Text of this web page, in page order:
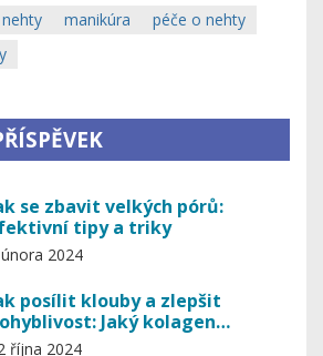
manikúra
péče o nehty
se zbavit velkých pórů:
tipy a triky
2024
posílit klouby a zlepšit
Jaký kolagen
října 2024